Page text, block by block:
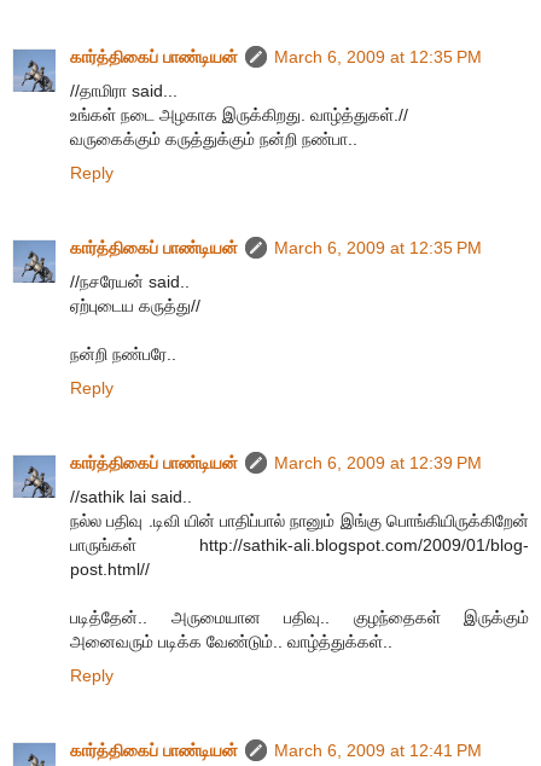
கார்த்திகைப் பாண்டியன்
March 6, 2009 at 12:35 PM
//தாமிரா said...
உங்கள் நடை அழகாக இருக்கிறது. வாழ்த்துகள்.//
வருகைக்கும் கருத்துக்கும் நன்றி நண்பா..
Reply
கார்த்திகைப் பாண்டியன்
March 6, 2009 at 12:35 PM
//நசரேயன் said..
ஏற்புடைய கருத்து//
நன்றி நண்பரே..
Reply
கார்த்திகைப் பாண்டியன்
March 6, 2009 at 12:39 PM
//sathik lai said..
நல்ல பதிவு .டிவி யின் பாதிப்பால் நானும் இங்கு பொங்கியிருக்கிறேன்
பாருங்கள் http://sathik-ali.blogspot.com/2009/01/blog-
post.html//
படித்தேன்.. அருமையான பதிவு.. குழந்தைகள் இருக்கும்
அனைவரும் படிக்க வேண்டும்.. வாழ்த்துக்கள்..
Reply
கார்த்திகைப் பாண்டியன்
March 6, 2009 at 12:41 PM